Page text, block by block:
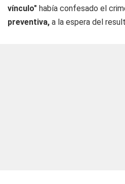
vínculo" había confesado el
preventiva, a la espera del